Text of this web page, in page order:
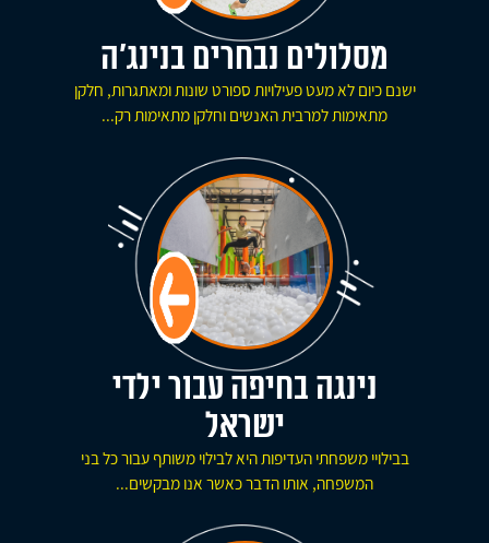
מסלולים נבחרים בנינג'ה
ישנם כיום לא מעט פעילויות ספורט שונות ומאתגרות, חלקן
מתאימות למרבית האנשים וחלקן מתאימות רק...
נינגה בחיפה עבור ילדי
ישראל
בבילויי משפחתי העדיפות היא לבילוי משותף עבור כל בני
המשפחה, אותו הדבר כאשר אנו מבקשים...